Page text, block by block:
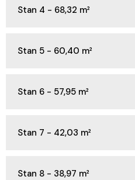
Stan 4 - 68,32 m²
Stan 5 - 60,40 m²
Stan 6 - 57,95 m²
Stan 7 - 42,03 m²
Stan 8 - 38,97 m²